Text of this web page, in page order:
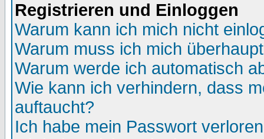
Registrieren und Einloggen
Warum kann ich mich nicht
Warum muss ich mich
Warum werde ich automatisch
Wie kann ich verhindern, dass
auftaucht?
Ich habe mein Passwort